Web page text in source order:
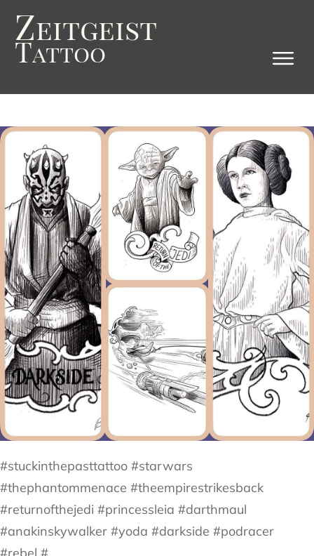
Zeitgeist
Tattoo
#stuckinthepasttattoo #starwars
#thephantommenace #theempirestrikesback
#returnofthejedi #princessleia #darthmaul
#anakinskywalker #yoda #darkside #podracer